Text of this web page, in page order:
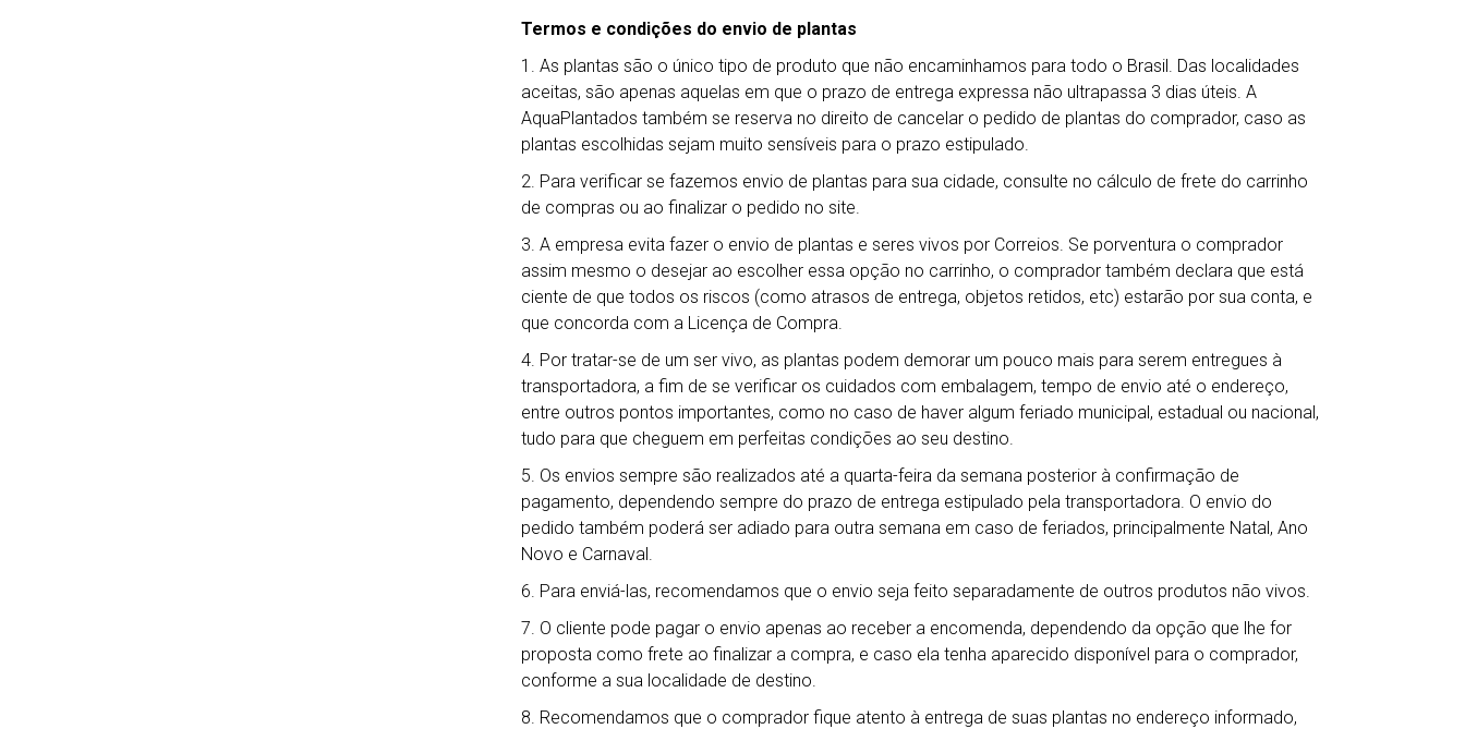
Termos e condições do envio de plantas
1. As plantas são o único tipo de produto que não encaminhamos para todo o Brasil. Das localidades
aceitas, são apenas aquelas em que o prazo de entrega expressa não ultrapassa 3 dias úteis. A
AquaPlantados também se reserva no direito de cancelar o pedido de plantas do comprador, caso as
plantas escolhidas sejam muito sensíveis para o prazo estipulado.
2. Para verificar se fazemos envio de plantas para sua cidade, consulte no cálculo de frete do carrinho
de compras ou ao finalizar o pedido no site.
3. A empresa evita fazer o envio de plantas e seres vivos por Correios. Se porventura o comprador
assim mesmo o desejar ao escolher essa opção no carrinho, o comprador também declara que está
ciente de que todos os riscos (como atrasos de entrega, objetos retidos, etc) estarão por sua conta, e
que concorda com a Licença de Compra.
4. Por tratar-se de um ser vivo, as plantas podem demorar um pouco mais para serem entregues à
transportadora, a fim de se verificar os cuidados com embalagem, tempo de envio até o endereço,
entre outros pontos importantes, como no caso de haver algum feriado municipal, estadual ou nacional,
tudo para que cheguem em perfeitas condições ao seu destino.
5. Os envios sempre são realizados até a quarta-feira da semana posterior à confirmação de
pagamento, dependendo sempre do prazo de entrega estipulado pela transportadora. O envio do
pedido também poderá ser adiado para outra semana em caso de feriados, principalmente Natal, Ano
Novo e Carnaval.
6. Para enviá-las, recomendamos que o envio seja feito separadamente de outros produtos não vivos.
7. O cliente pode pagar o envio apenas ao receber a encomenda, dependendo da opção que lhe for
proposta como frete ao finalizar a compra, e caso ela tenha aparecido disponível para o comprador,
conforme a sua localidade de destino.
8. Recomendamos que o comprador fique atento à entrega de suas plantas no endereço informado,